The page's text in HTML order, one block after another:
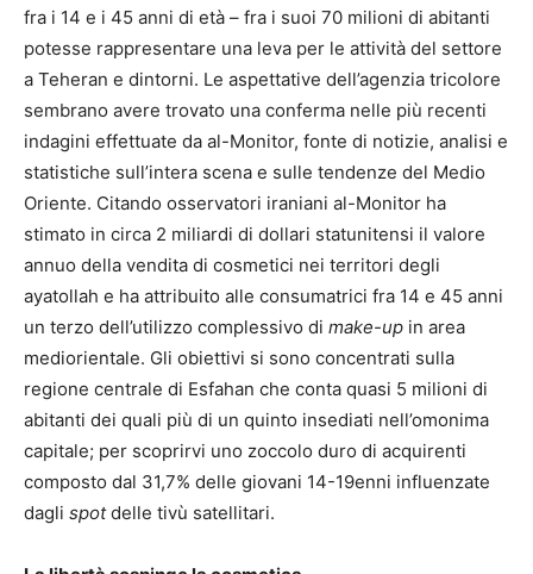
fra i 14 e i 45 anni di età – fra i suoi 70 milioni di abitanti
potesse rappresentare una leva per le attività del settore
a Teheran e dintorni. Le aspettative dell’agenzia tricolore
sembrano avere trovato una conferma nelle più recenti
indagini effettuate da al-Monitor, fonte di notizie, analisi e
statistiche sull’intera scena e sulle tendenze del Medio
Oriente. Citando osservatori iraniani al-Monitor ha
stimato in circa 2 miliardi di dollari statunitensi il valore
annuo della vendita di cosmetici nei territori degli
ayatollah e ha attribuito alle consumatrici fra 14 e 45 anni
un terzo dell’utilizzo complessivo di make-up in area
mediorientale. Gli obiettivi si sono concentrati sulla
regione centrale di Esfahan che conta quasi 5 milioni di
abitanti dei quali più di un quinto insediati nell’omonima
capitale; per scoprirvi uno zoccolo duro di acquirenti
composto dal 31,7% delle giovani 14-19enni influenzate
dagli spotdelle tivù satellitari.